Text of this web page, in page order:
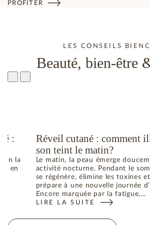
PROFITER
LES CONSEILS
Beauté, bien-être
:
la
; en
: COMMENT RETROUVER
Réveil cutané : comment
son teint le matin?
Le matin, la peau émerge
activité nocturne. Pendant le
se régénère, élimine les toxines
prépare à une nouvelle journée
Encore marquée par la fatigue,...
LIRE LA SUITE
: RÉVEIL CUTANÉ : COMMENT